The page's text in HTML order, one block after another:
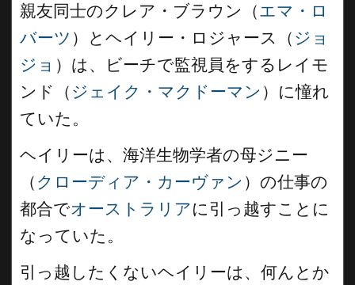
親友同士のクレア・ブラウン（エマ・ロ
バーツ ）とヘイリー・ロジャース（ ジョ
ジョ ）は、ビーチで監視員をするレイモ
ンド（ ジェイク・マクドーマン ）に憧れ
ていた。
ヘイリーは、海洋生物学者の母ジニー
（ クローディア・カーヴァン ）の仕事の
都合でオーストラリアに引っ越すことに
なっていた。
引っ越したくないヘイリーは、何んとか